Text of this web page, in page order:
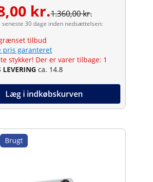
kr.1.360,00 kr.
seneste 30 dage inden nedsættelsen:
tilbud
pris garanteret
stykker! Der er varer tilbage: 1
LEVERING ca. 14.8
Læg i indkøbskurven
Brugt